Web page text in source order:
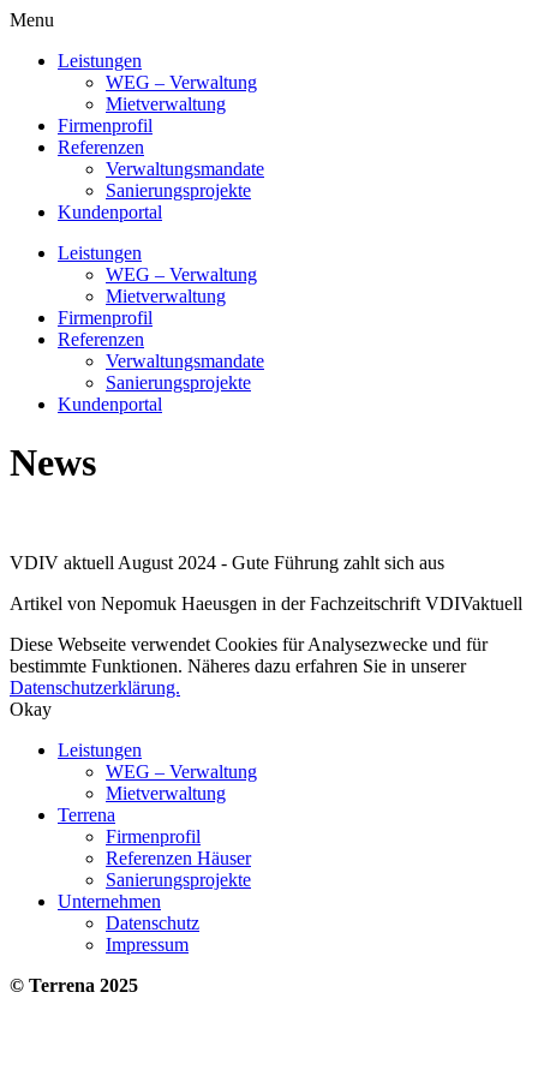
Menu
Leistungen
WEG – Verwaltung
Mietverwaltung
Firmenprofil
Referenzen
Verwaltungsmandate
Sanierungsprojekte
Kundenportal
Leistungen
WEG – Verwaltung
Mietverwaltung
Firmenprofil
Referenzen
Verwaltungsmandate
Sanierungsprojekte
Kundenportal
News
VDIV aktuell August 2024 - Gute Führung zahlt sich aus
Artikel von Nepomuk Haeusgen in der Fachzeitschrift VDIVaktuell
Diese Webseite verwendet Cookies für Analysezwecke und für
bestimmte Funktionen. Näheres dazu erfahren Sie in unserer
Datenschutzerklärung.
Okay
Leistungen
WEG – Verwaltung
Mietverwaltung
Terrena
Firmenprofil
Referenzen Häuser
Sanierungsprojekte
Unternehmen
Datenschutz
Impressum
© Terrena 2025